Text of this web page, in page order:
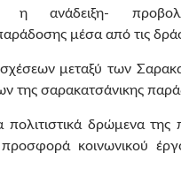
η ανάδειξη-
μέσα από τις
μεταξύ των
της σαρακατσάνικης
δρώμενα της
κοινωνικού